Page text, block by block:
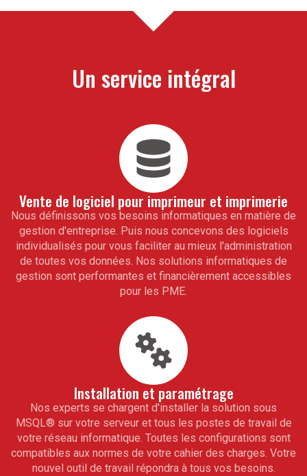
Un service intégral
Vente de logiciel pour imprimeur et imprimerie
Nous définissons vos besoins informatiques en matière de
gestion d'entreprise. Puis nous concevons des logiciels
individualisés pour vous faciliter au mieux l'administration
de toutes vos données. Nos solutions informatiques de
gestion sont performantes et financièrement accessibles
pour les PME.
Installation et paramétrage
Nos experts se chargent d'installer la solution sous
MSQL® sur votre serveur et tous les postes de travail de
votre réseau informatique. Toutes les configurations sont
compatibles aux normes de votre cahier des charges. Votre
nouvel outil de travail répondra à tous vos besoins.